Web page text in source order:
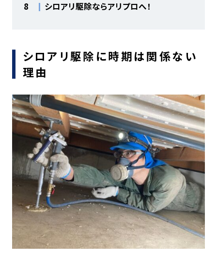
8 シロアリ駆除ならアリプロへ！
シロアリ駆除に時期は関係ない
理由